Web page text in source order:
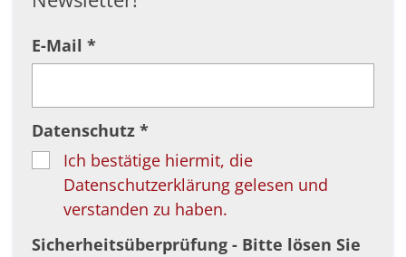
E-Mail *
Datenschutz *
Ich bestätige hiermit, die
Datenschutzerklärung gelesen und
verstanden zu haben.
Sicherheitsüberprüfung - Bitte lösen Sie